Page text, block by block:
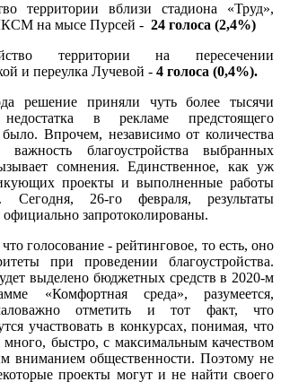
территории вблизи стадиона «Труд»,
на мысе Пурсей - 24 голоса (2,4%)
территории на пересечении
и переулка Лучевой - 4 голоса (0,4%).
решение приняли чуть более тысячи
в рекламе предстоящего
Впрочем, независимо от количества
важность благоустройства выбранных
сомнения. Единственное, как уж
проекты и выполненные работы
Сегодня, 26-го февраля, результаты
официально запротоколированы.
голосование - рейтинговое, то есть, оно
при проведении благоустройства.
выделено бюджетных средств в 2020-м
«Комфортная среда», разумеется,
отметить и тот факт, что
участвовать в конкурсах, понимая, что
много, быстро, с максимальным качеством
вниманием общественности. Поэтому не
проекты могут и не найти своего